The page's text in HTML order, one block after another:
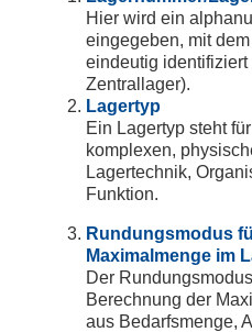
Hier wird ein
eingegeben, mit
eindeutig
Zentrallager).
Lagertyp
Ein Lagertyp steht
komplexen,
Lagertechnik,
Funktion.
Rundungsmodus
Maximalmenge im
Der
Berechnung der
aus Bedarfsmenge,